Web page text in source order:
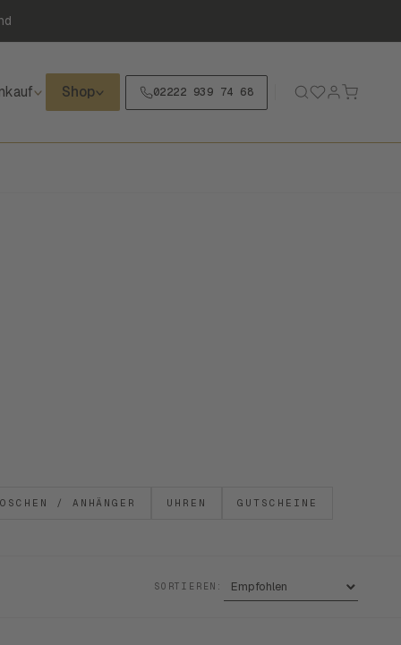
Shop 02222 939 74 68
/ ANHÄNGER UHREN GUTSCHEINE
SORTIEREN: